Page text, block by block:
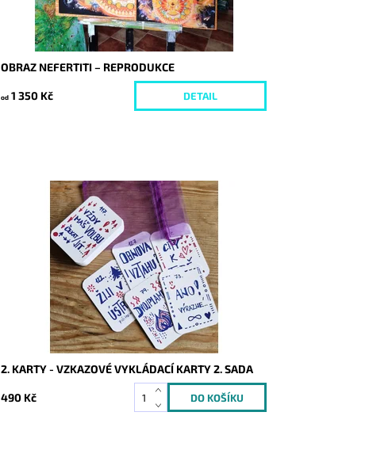
OBRAZ NEFERTITI – REPRODUKCE
od 1 350 Kč DETAIL
Dostupnost:
Skladem
9925
2. KARTY - VZKAZOVÉ VYKLÁDACÍ KARTY 2. SADA
490 Kč